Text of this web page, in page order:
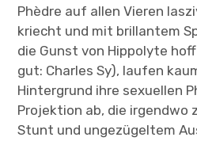
Phèdre auf allen Vieren
kriecht und mit brillantem
die Gunst von Hippolyte
gut: Charles Sy), laufen
Hintergrund ihre sexuellen
Projektion ab, die irgendwo
Stunt und ungezügeltem